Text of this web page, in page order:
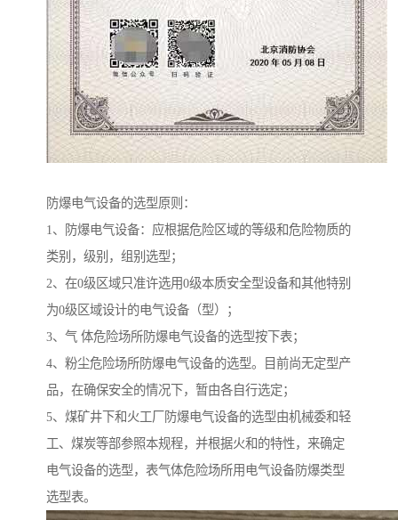
防爆电气设备的选型原则：
1、防爆电气设备：应根据危险区域的等级和危险物质的
类别，级别，组别选型；
2、在0级区域只准许选用0级本质安全型设备和其他特别
为0级区域设计的电气设备（型）；
3、气 体危险场所防爆电气设备的选型按下表；
4、粉尘危险场所防爆电气设备的选型。目前尚无定型产
品，在确保安全的情况下，暂由各自行选定；
5、煤矿井下和火工厂防爆电气设备的选型由机械委和轻
工、煤炭等部参照本规程，并根据火和的特性，来确定
电气设备的选型，表气体危险场所用电气设备防爆类型
选型表。